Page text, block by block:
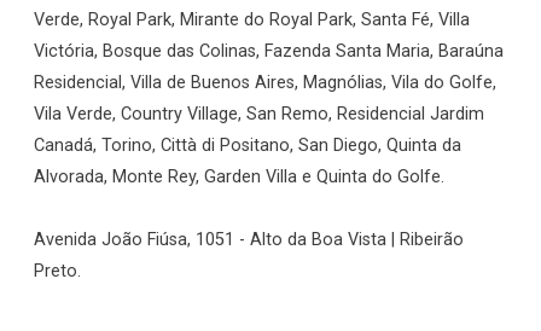
Verde, Royal Park, Mirante do Royal Park, Santa Fé, Villa
Victória, Bosque das Colinas, Fazenda Santa Maria, Baraúna
Residencial, Villa de Buenos Aires, Magnólias, Vila do Golfe,
Vila Verde, Country Village, San Remo, Residencial Jardim
Canadá, Torino, Città di Positano, San Diego, Quinta da
Alvorada, Monte Rey, Garden Villa e Quinta do Golfe.
Avenida João Fiúsa, 1051 - Alto da Boa Vista | Ribeirão
Preto.